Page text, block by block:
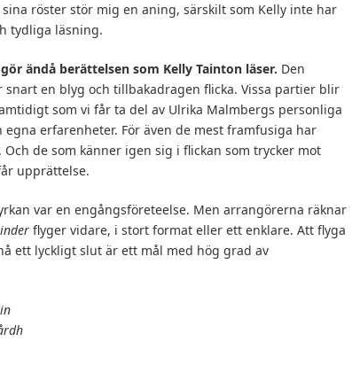
röster stör mig en aning, särskilt som Kelly inte har
tydliga läsning.
ändå berättelsen som Kelly Tainton läser. Den
en blyg och tillbakadragen flicka. Vissa partier blir
som vi får ta del av Ulrika Malmbergs personliga
erfarenheter. För även de mest framfusiga har
de som känner igen sig i flickan som trycker mot
upprättelse.
var en engångsföreteelse. Men arrangörerna räknar
flyger vidare, i stort format eller ett enklare. Att flyga
ett lyckligt slut är ett mål med hög grad av